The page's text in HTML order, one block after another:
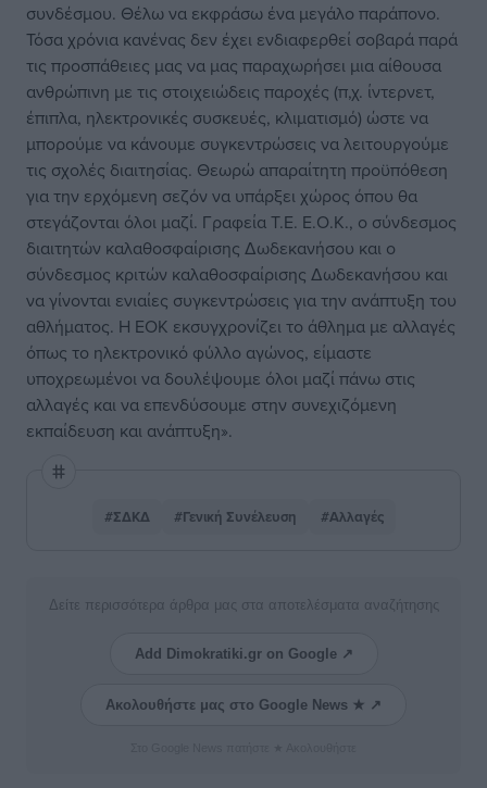
συνδέσμου. Θέλω να εκφράσω ένα μεγάλο παράπονο.
Τόσα χρόνια κανένας δεν έχει ενδιαφερθεί σοβαρά παρά
τις προσπάθειες μας να μας παραχωρήσει μια αίθουσα
ανθρώπινη με τις στοιχειώδεις παροχές (π,χ. ίντερνετ,
έπιπλα, ηλεκτρονικές συσκευές, κλιματισμό) ώστε να
μπορούμε να κάνουμε συγκεντρώσεις να λειτουργούμε
τις σχολές διαιτησίας. Θεωρώ απαραίτητη προϋπόθεση
για την ερχόμενη σεζόν να υπάρξει χώρος όπου θα
στεγάζονται όλοι μαζί. Γραφεία Τ.Ε. Ε.Ο.Κ., ο σύνδεσμος
διαιτητών καλαθοσφαίρισης Δωδεκανήσου και ο
σύνδεσμος κριτών καλαθοσφαίρισης Δωδεκανήσου και
να γίνονται ενιαίες συγκεντρώσεις για την ανάπτυξη του
αθλήματος. Η ΕΟΚ εκσυγχρονίζει το άθλημα με αλλαγές
όπως το ηλεκτρονικό φύλλο αγώνος, είμαστε
υποχρεωμένοι να δουλέψουμε όλοι μαζί πάνω στις
αλλαγές και να επενδύσουμε στην συνεχιζόμενη
εκπαίδευση και ανάπτυξη».
#ΣΔΚΔ #Γενική Συνέλευση #Αλλαγές
Δείτε περισσότερα άρθρα μας στα αποτελέσματα αναζήτησης
Add Dimokratiki.gr on Google ↗
Ακολουθήστε μας στο Google News ★ ↗